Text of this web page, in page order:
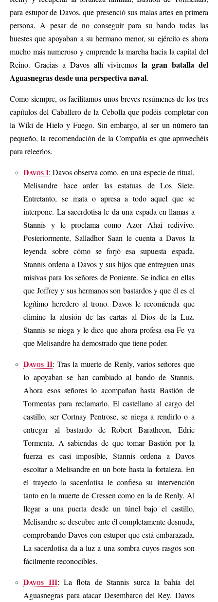
para estupor de Davos, que presenció sus malas artes en primera
persona. A pesar de no conseguir para su bando todas las
huestes que apoyaban a su hermano menor, su ejército es ahora
mucho más numeroso y emprende la marcha hacia la capital del
Reino. Gracias a Davos allí viviremosla gran batalla del
Aguasnegras desde una perspectiva naval.
Como siempre, os facilitamos unos breves resúmenes de los tres
capítulos del Caballero de la Cebolla que podéis completar con
la Wiki de Hielo y Fuego. Sin embargo, al ser un número tan
pequeño, la recomendación de la Compañía es que aprovechéis
para releerlos.
Davos I: Davos observa como, en una especie de ritual,
Melisandre hace arder las estatuas de Los Siete.
Entretanto, se mata o apresa a todo aquel que se
interpone. La sacerdotisa le da una espada en llamas a
Stannis y le proclama como Azor Ahai redivivo.
Posteriormente, Salladhor Saan le cuenta a Davos la
leyenda sobre cómo se forjó esa supuesta espada.
Stannis ordena a Davos y sus hijos que entreguen unas
misivas para los señores de Poniente. Se indica en ellas
que Joffrey y sus hermanos son bastardos y que él es el
legítimo heredero al trono. Davos le recomienda que
elimine la alusión de las cartas al Dios de la Luz.
Stannis se niega y le dice que ahora profesa esa Fe ya
que Melisandre ha demostrado que tiene poder.
Davos II: Tras la muerte de Renly, varios señores que
lo apoyaban se han cambiado al bando de Stannis.
Ahora esos señores lo acompañan hasta Bastión de
Tormentas para reclamarlo. El castellano al cargo del
castillo, ser Cortnay Pentrose, se niega a rendirlo o a
entregar al bastardo de Robert Baratheon, Edric
Tormenta. A sabiendas de que tomar Bastión por la
fuerza es casi imposible, Stannis ordena a Davos
escoltar a Melisandre en un bote hasta la fortaleza. En
el trayecto la sacerdotisa le confiesa su intervención
tanto en la muerte de Cressen como en la de Renly. Al
llegar a una puerta desde un túnel bajo el castillo,
Melisandre se descubre ante él completamente desnuda,
comprobando Davos con estupor que está embarazada.
La sacerdotisa da a luz a una sombra cuyos rasgos son
fácilmente reconocibles.
Davos III: La flota de Stannis surca la bahía del
Aguasnegras para atacar Desembarco del Rey. Davos